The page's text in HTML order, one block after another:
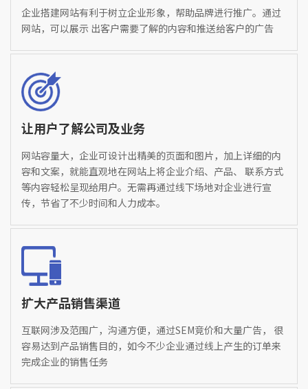
企业搭建网站有利于树立企业形象，帮助品牌进行推广。通过
网站，可以展示 出客户需要了解的内容和推送给客户的广告
让用户了解公司及业务
网站容量大，企业可设计出精美的页面和图片，加上详细的内
容和文案，就能直观地在网站上将企业介绍、产品、 联系方式
等内容轻松呈现给用户。无需再通过线下场地对企业进行宣
传，节省了不少时间和人力成本。
扩大产品销售渠道
互联网涉及范围广，沟通方便，通过SEM竞价和大量广告， 很
容易达到产品销售目的，如今不少企业通过线上产生的订单来
完成企业的销售任务